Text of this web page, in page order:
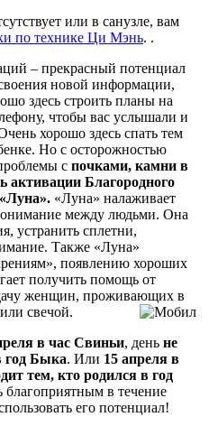
или в санузле, вам
по технике Ци Мэнь. .
– прекрасный потенциал
новой информации,
здесь строить планы на
чтобы вас услышали и
хорошо здесь спать тем
Но с осторожностью
с почками, камни в
активации Благородного
«Луна» налаживает
между людьми. Она
устранить сплетни,
Также «Луна»
появлению хороших
получить помощь от
женщин, проживающих в
свечой.
в час Свиньи, день не
год Быка. Или 15 апреля в
тем, кто родился в год
благоприятным в течение
его потенциал!